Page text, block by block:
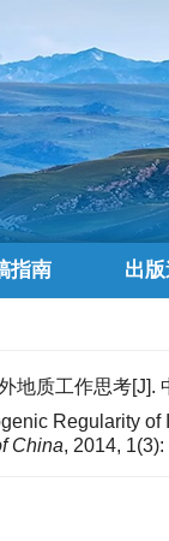
指南 出
地质工作思考[J].
Regularity
China, 2014, 1(3):